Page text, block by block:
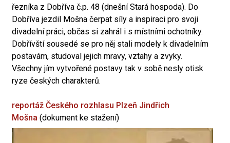
řezníka z Dobříva č.p. 48 (dnešní Stará hospoda). Do
Dobříva jezdil Mošna čerpat síly a inspiraci pro svoji
divadelní práci, občas si zahrál i s místními ochotníky.
Dobřívští sousedé se pro něj stali modely k divadelním
postavám, studoval jejich mravy, vztahy a zvyky.
Všechny jím vytvořené postavy tak v sobě nesly otisk
ryze českých charakterů.
reportáž Českého rozhlasu Plzeň Jindřich
Mošna (dokument ke stažení)